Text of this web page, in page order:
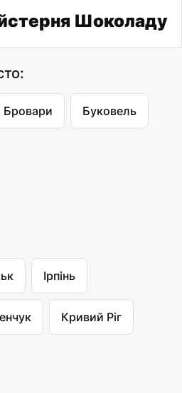
Шоколаду
Бровари Буковель
Ірпінь
Кривий Ріг